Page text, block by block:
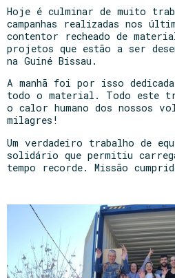
Hoje é culminar de muito
campanhas realizadas nos
contentor recheado de
projetos que estão a ser
na Guiné Bissau.
A manhã foi por isso
todo o material. Todo este
o calor humano dos nossos
milagres!
Um verdadeiro trabalho de
solidário que permitiu
tempo recorde. Missão